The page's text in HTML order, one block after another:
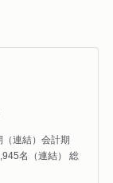
連結）会計期
名（連結） 総